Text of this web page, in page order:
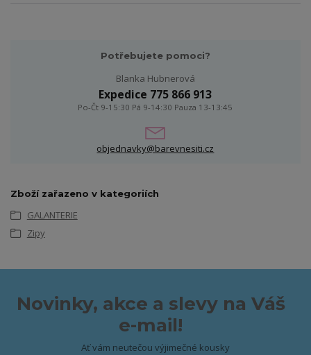
Potřebujete pomoci?
Blanka Hubnerová
Expedice 775 866 913
Po-Čt 9-15:30 Pá 9-14:30 Pauza 13-13:45
objednavky@barevnesiti.cz
Zboží zařazeno v kategoriích
GALANTERIE
Zipy
Novinky, akce a slevy na Váš
e-mail!
Ať vám neutečou výjimečné kousky